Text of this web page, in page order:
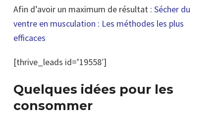
Afin d’avoir un maximum de résultat : Sécher du
ventre en musculation : Les méthodes les plus
efficaces
[thrive_leads id=’19558′]
Quelques idées pour les
consommer